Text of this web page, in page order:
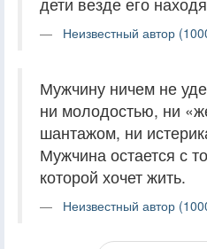
Неизвестный автор
Мужчину ничем не
ни молодостью, ни
шантажом, ни
Мужчина остается с
которой хочет жить.
Неизвестный автор